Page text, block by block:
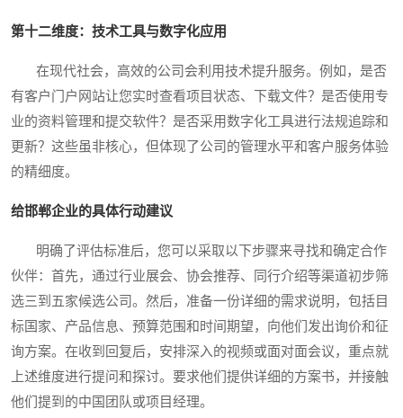
第十二维度：技术工具与数字化应用
在现代社会，高效的公司会利用技术提升服务。例如，是否
有客户门户网站让您实时查看项目状态、下载文件？是否使用专
业的资料管理和提交软件？是否采用数字化工具进行法规追踪和
更新？这些虽非核心，但体现了公司的管理水平和客户服务体验
的精细度。
给邯郸企业的具体行动建议
明确了评估标准后，您可以采取以下步骤来寻找和确定合作
伙伴：首先，通过行业展会、协会推荐、同行介绍等渠道初步筛
选三到五家候选公司。然后，准备一份详细的需求说明，包括目
标国家、产品信息、预算范围和时间期望，向他们发出询价和征
询方案。在收到回复后，安排深入的视频或面对面会议，重点就
上述维度进行提问和探讨。要求他们提供详细的方案书，并接触
他们提到的中国团队或项目经理。